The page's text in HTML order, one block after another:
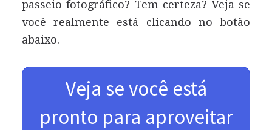
passeio fotográfico? Tem certeza? Veja se
você realmente está clicando no botão
abaixo.
Veja se você está
pronto para aproveitar